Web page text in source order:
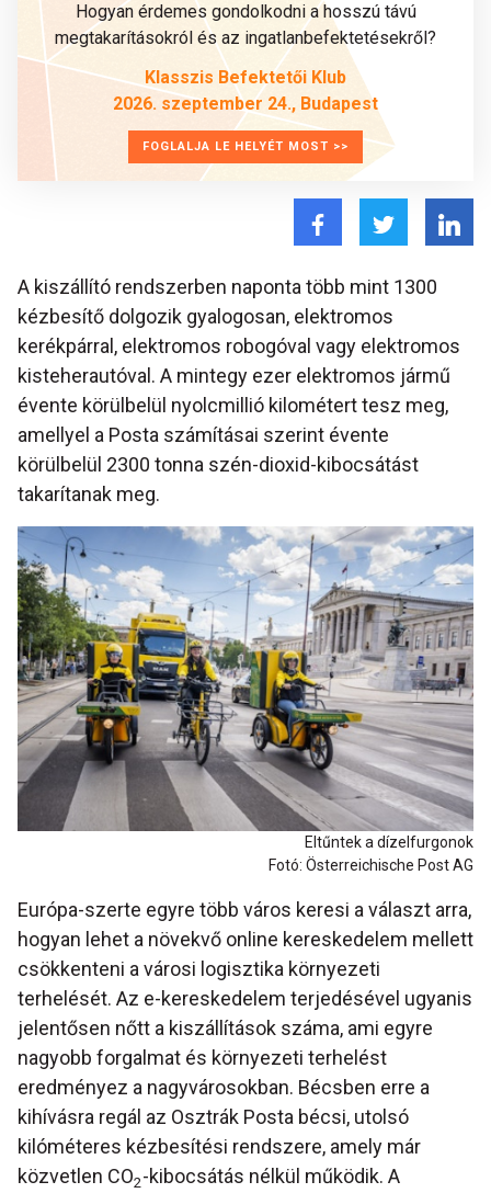
Hogyan érdemes gondolkodni a hosszú távú
megtakarításokról és az ingatlanbefektetésekről?
Klasszis Befektetői Klub
2026. szeptember 24., Budapest
FOGLALJA LE HELYÉT MOST >>
A kiszállító rendszerben naponta több mint 1300
kézbesítő dolgozik gyalogosan, elektromos
kerékpárral, elektromos robogóval vagy elektromos
kisteherautóval. A mintegy ezer elektromos jármű
évente körülbelül nyolcmillió kilométert tesz meg,
amellyel a Posta számításai szerint évente
körülbelül 2300 tonna szén-dioxid-kibocsátást
takarítanak meg.
Eltűntek a dízelfurgonok
Fotó: Österreichische Post AG
Európa-szerte egyre több város keresi a választ arra,
hogyan lehet a növekvő online kereskedelem mellett
csökkenteni a városi logisztika környezeti
terhelését. Az e-kereskedelem terjedésével ugyanis
jelentősen nőtt a kiszállítások száma, ami egyre
nagyobb forgalmat és környezeti terhelést
eredményez a nagyvárosokban. Bécsben erre a
kihívásra regál az Osztrák Posta bécsi, utolsó
kilóméteres kézbesítési rendszere, amely már
közvetlen CO2-kibocsátás nélkül működik. A